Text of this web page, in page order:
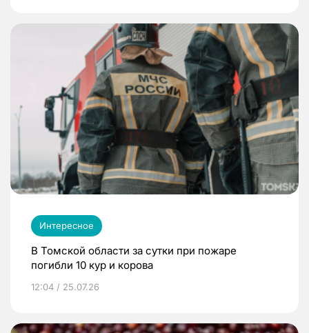
Интересное
В Томской области за сутки при пожаре
погибли 10 кур и корова
12:04 / 25.07.26